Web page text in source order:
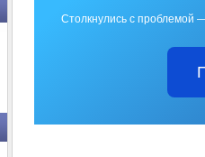
Столкнулись с проблемой